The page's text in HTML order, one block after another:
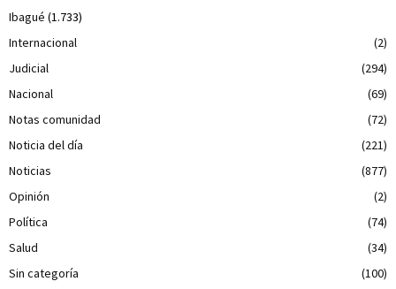
Ibagué (1.733)
Internacional
(2)
Judicial
(294)
Nacional
(69)
Notas comunidad
(72)
Noticia del día
(221)
Noticias
(877)
Opinión
(2)
Política
(74)
Salud
(34)
Sin categoría
(100)